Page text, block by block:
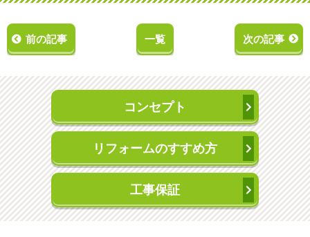
前の記事 一覧 次の記事
コンセプト
リフォームのすすめ方
工事保証